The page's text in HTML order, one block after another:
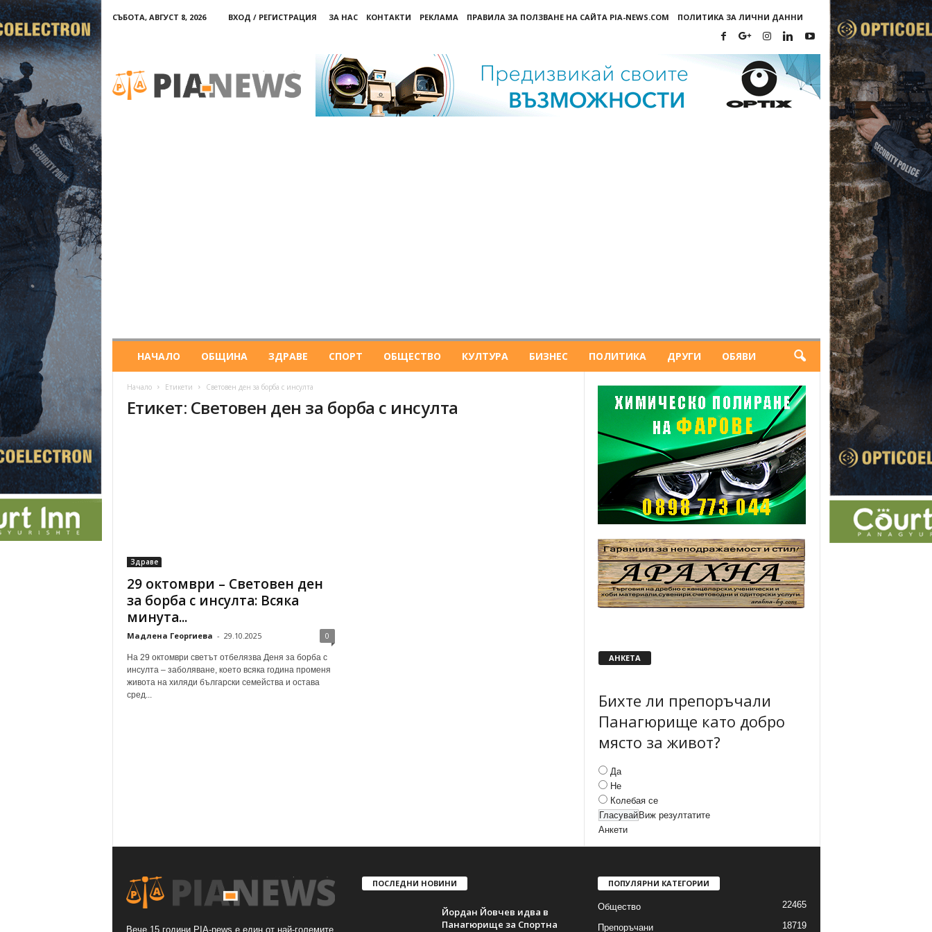
СЪБОТА, АВГУСТ 8, 2026 ВХОД / РЕГИСТРАЦИЯ ЗА НАС КОНТАКТИ РЕКЛАМА ПРАВИЛА ЗА ПОЛЗВАНЕ НА САЙТА PIA-NEWS.COM ПОЛИТИКА ЗА ЛИЧНИ ДАННИ
НАЧАЛО ОБЩИНА ЗДРАВЕ СПОРТ ОБЩЕСТВО КУЛТУРА БИЗНЕС ПОЛИТИКА ДРУГИ ОБЯВИ
Начало Етикети Световен ден за борба с инсулта
Етикет: Световен ден за борба с инсулта
Здраве
29 октомври – Световен ден
за борба с инсулта: Всяка
минута...
Мадлена Георгиева - 29.10.2025 0
На 29 октомври светът отбелязва Деня за борба с
инсулта – заболяване, което всяка година променя
живота на хиляди български семейства и остава
сред...
АНКЕТА
Бихте ли препоръчали
Панагюрище като добро
място за живот?
Да
Не
Колебая се
Виж резултатите
Анкети
Вече 15 години PIA-news е един от най-големите
ПОСЛЕДНИ НОВИНИ
Йордан Йовчев идва в
Панагюрище за Спортна
ПОПУЛЯРНИ КАТЕГОРИИ
Общество 22465
Препоръчани 18719